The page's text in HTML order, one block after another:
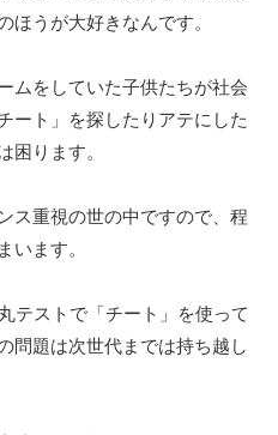
うが大好きなんです。
ムをしていた子供たちが社会
ート」を探したりアテにした
困ります。
ス重視の世の中ですので、程
ます。
テストで「チート」を使って
問題は次世代までは持ち越し